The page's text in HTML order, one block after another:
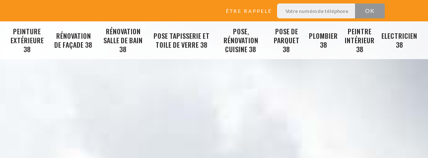
ÊTRE RAPPELÉ
PEINTURE
EXTÉRIEURE
38
RÉNOVATION
DE FAÇADE 38
RÉNOVATION
SALLE DE BAIN
38
POSE TAPISSERIE ET
TOILE DE VERRE 38
POSE,
RÉNOVATION
CUISINE 38
POSE DE
PARQUET
38
PLOMBIER
38
PEINTRE
INTÉRIEUR
38
ELECTRICIEN
38